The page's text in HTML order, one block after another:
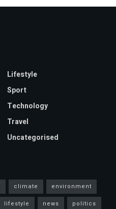
Lifestyle
Sport
Technology
Travel
Uncategorised
climate
environment
lifestyle news
politics